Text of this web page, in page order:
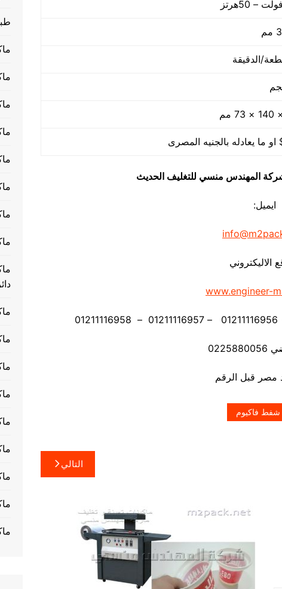
شركة المهندس منسي للتغليف الحديث
ايميل:
الاليكتروني
www.engineer-
شفط فاكيوم
التالي